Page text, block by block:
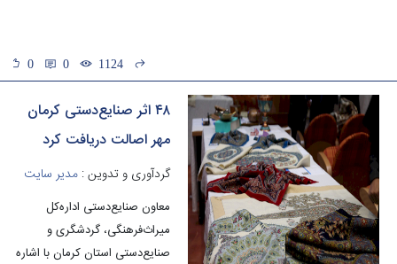
1124
0
0
۴۸ اثر صنایع‌دستی کرمان
مهر اصالت دریافت کرد
گردآوری و تدوین :مدیر سایت
معاون صنایع‌دستی اداره‌کل
میراث‌فرهنگی، گردشگری و
صنایع‌دستی استان کرمان با اشاره